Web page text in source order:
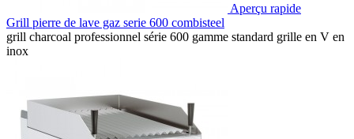
Aperçu rapide
Grill pierre de lave gaz serie 600 combisteel
grill charcoal professionnel série 600 gamme standard grille en V en
inox